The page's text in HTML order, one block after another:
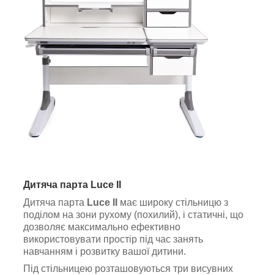
Дитяча парта Luce II
Дитяча парта Luce II
має широку стільницю з
поділом на зони рухому (похилий), і статичні, що
дозволяє максимально ефективно
використовувати простір під час занять
навчанням і розвитку вашої дитини.
Під стільницею розташовуються три висувних